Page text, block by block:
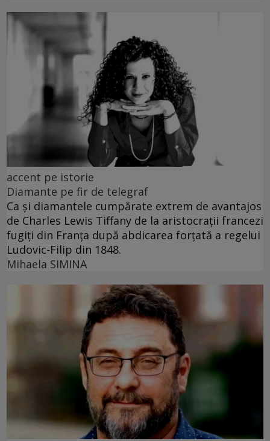
accent pe istorie
Diamante pe fir de telegraf
Ca și diamantele cumpărate extrem de avantajos
de Charles Lewis Tiffany de la aristocrații francezi
fugiți din Franța după abdicarea forțată a regelui
Ludovic-Filip din 1848.
Mihaela SIMINA